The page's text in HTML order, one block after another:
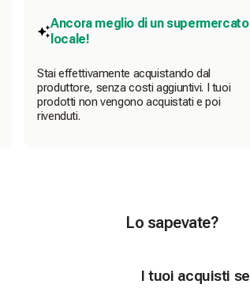
Ancora meglio di un supermercato
locale!
Stai effettivamente acquistando dal
produttore, senza costi aggiuntivi. I tuoi
prodotti non vengono acquistati e poi
rivenduti.
Lo sapevate?
I tuoi acquisti